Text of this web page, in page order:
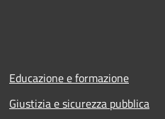
Educazione e formazione
Giustizia e sicurezza pubblica